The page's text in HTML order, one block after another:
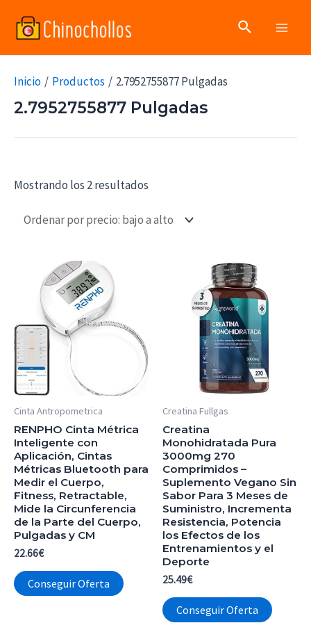
Buscar
Inicio Productos 2.7952755877 Pulgadas
2.7952755877 Pulgadas
Mostrando los 2 resultados
Cinta Antropometrica
RENPHO Cinta Métrica
Inteligente con
Aplicación, Cintas
Métricas Bluetooth para
Medir el Cuerpo,
Fitness, Retractable,
Mide la Circunferencia
de la Parte del Cuerpo,
Pulgadas y CM
22.66€
Conseguir Oferta
Creatina Fullgas
Creatina
Monohidratada Pura
3000mg 270
Comprimidos –
Suplemento Vegano Sin
Sabor Para 3 Meses de
Suministro, Incrementa
Resistencia, Potencia
los Efectos de los
Entrenamientos y el
Deporte
25.49€
Conseguir Oferta